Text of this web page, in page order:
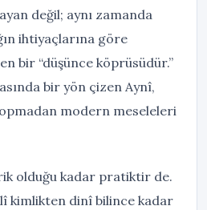
değil; aynı zamanda
ihtiyaçlarına göre
bir “düşünce köprüsüdür.”
bir yön çizen Aynî,
modern meseleleri
olduğu kadar pratiktir de.
kimlikten dinî bilince kadar